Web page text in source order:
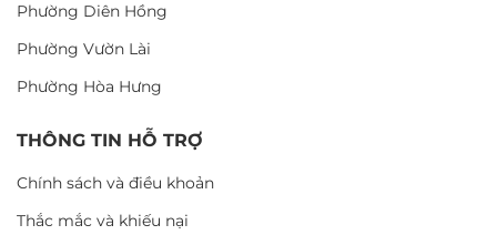
Phường Diên Hồng
Phường Vườn Lài
Phường Hòa Hưng
THÔNG TIN HỖ TRỢ
Chính sách và điều khoản
Thắc mắc và khiếu nại